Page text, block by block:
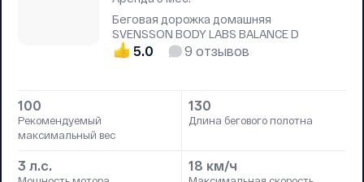
Беговая дорожка домашняя
SVENSSON BODY LABS BALANCE D
5.0 9 отзывов
100
Рекомендуемый
максимальный вес
130
Длина бегового полотна
3 л.с. 18 км/ч